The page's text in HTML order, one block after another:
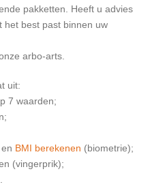
pakketten. Heeft u advies
het best past binnen uw
arbo-arts.
uit:
7 waarden;
BMI berekenen (biometrie);
(vingerprik);